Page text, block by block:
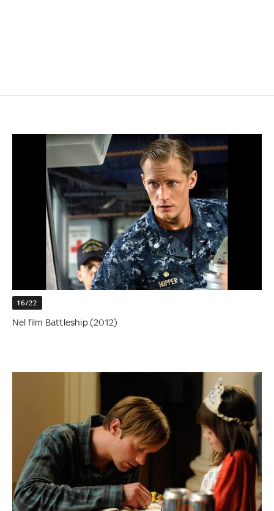
16/22
Nel film Battleship (2012)